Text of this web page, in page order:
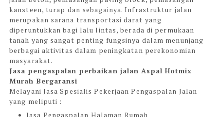
kansteen, turap dan sebagainya. Infrastruktur jalan
merupakan sarana transportasi darat yang
diperuntukkan bagi lalu lintas, berada di permukaan
tanah yang sangat penting fungsinya dalam menunjang
berbagai aktivitas dalam peningkatan perekonomian
masyarakat.
Jasa pengaspalan perbaikan jalan Aspal Hotmix
Murah Bergaransi
Melayani Jasa Spesialis Pekerjaan Pengaspalan Jalan
yang meliputi :
Jasa Pengaspalan Halaman Rumah